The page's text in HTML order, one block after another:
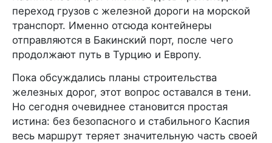
переход грузов с железной дороги на морской
транспорт. Именно отсюда контейнеры
отправляются в Бакинский порт, после чего
продолжают путь в Турцию и Европу.
Пока обсуждались планы строительства
железных дорог, этот вопрос оставался в тени.
Но сегодня очевиднее становится простая
истина: без безопасного и стабильного Каспия
весь маршрут теряет значительную часть своей